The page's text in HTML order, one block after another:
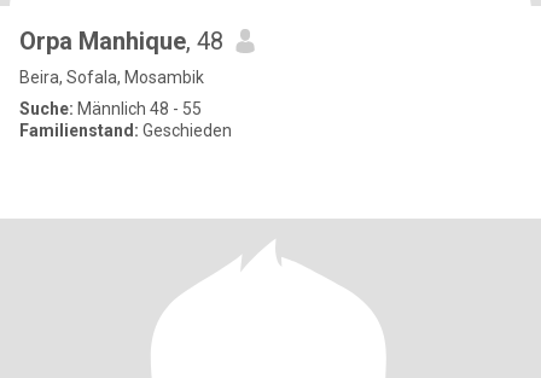
Orpa Manhique, 48
Beira, Sofala, Mosambik
Suche: Männlich 48 - 55
Familienstand: Geschieden